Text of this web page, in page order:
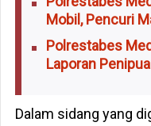
Mobil, Pencuri
Polrestabes
Laporan
Dalam sidang yang